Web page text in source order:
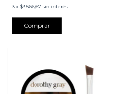
3 x $3.566,67 sin interés